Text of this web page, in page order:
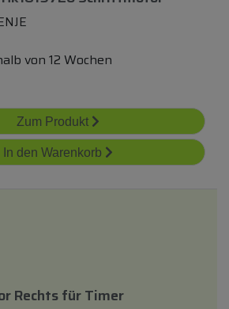
von 12 Wochen
Zum Produkt
In den Warenkorb
RechtsfürTimer